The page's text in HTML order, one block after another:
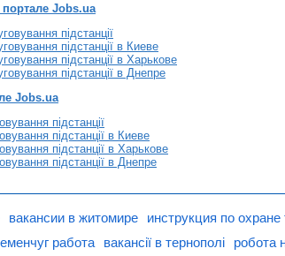
Jobs.ua
підстанції
підстанції в Киеве
підстанції в Харькове
підстанції в Днепре
Jobs.ua
підстанції
підстанції в Киеве
підстанції в Харькове
підстанції в Днепре
вакансии в житомире
инструкция по
работа вакансії в тернополі
робота